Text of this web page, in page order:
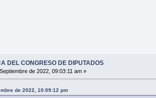
DEL CONGRESO DE DIPUTADOS
de 2022, 09:03:11 am »
de 2022, 10:09:12 pm